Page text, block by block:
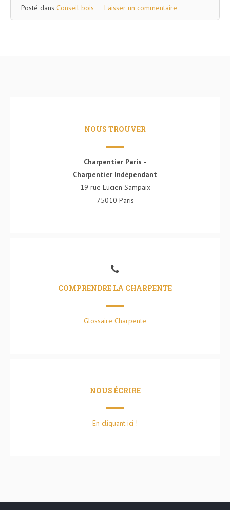
Posté dans Conseil bois Laisser un commentaire
NOUS TROUVER
Charpentier Paris -
Charpentier Indépendant
19 rue Lucien Sampaix
75010 Paris
COMPRENDRE LA CHARPENTE
Glossaire Charpente
NOUS ÉCRIRE
En cliquant ici !